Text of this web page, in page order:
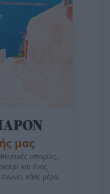
μας
ιστορίες,
και ένας
κάθε μέρα.